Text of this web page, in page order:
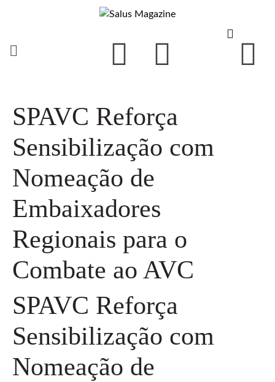
SPAVC Reforça
Sensibilização com
Nomeação de
Embaixadores
Regionais para o
Combate ao AVC
SPAVC Reforça
Sensibilização com
Nomeação de